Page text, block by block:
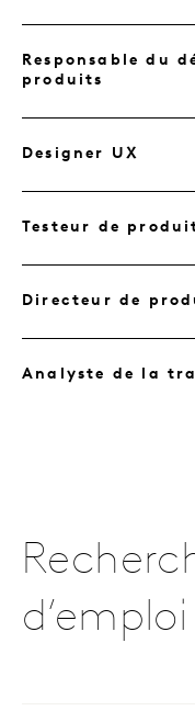
Responsable du
produits
Designer UX
Testeur de
Directeur de
Analyste de la
d’emploi